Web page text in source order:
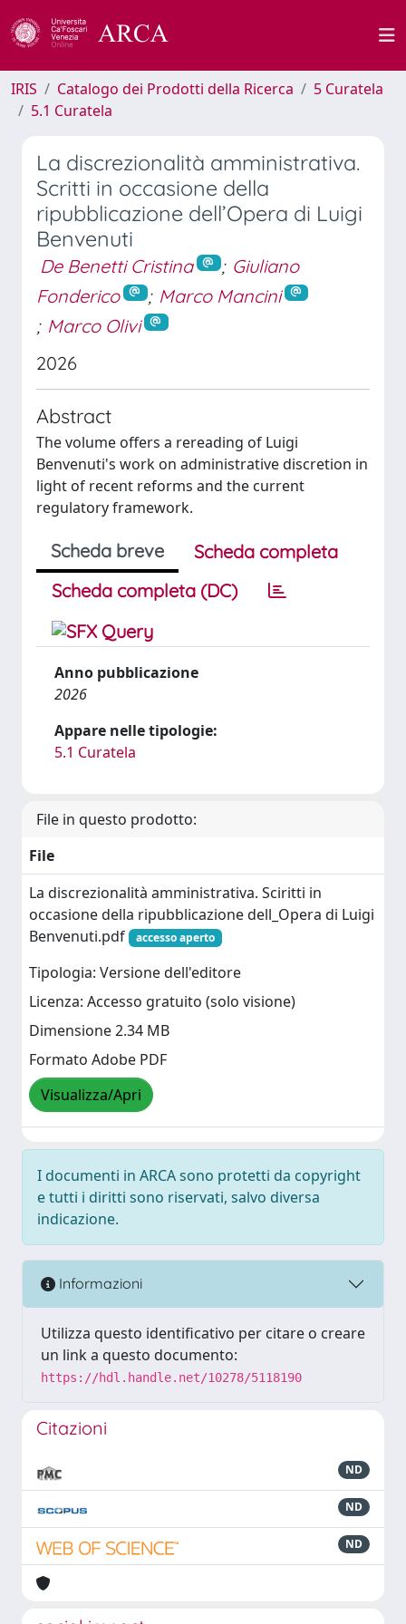
IRIS Catalogo dei Prodotti della Ricerca
5 Curatela
5.1 Curatela
La discrezionalità amministrativa.
Scritti in occasione della
ripubblicazione dell’Opera di Luigi
Benvenuti
De Benetti Cristina ; Giuliano
Fonderico
; Marco Mancini
; Marco Olivi
2026
Abstract
The volume offers a rereading of Luigi
Benvenuti's work on administrative discretion in
light of recent reforms and the current
regulatory framework.
Scheda breve
Scheda completa
Scheda completa (DC)
Anno pubblicazione
2026
Appare nelle tipologie:
5.1 Curatela
File in questo prodotto:
File
La discrezionalità amministrativa. Sciritti in
occasione della ripubblicazione dell_Opera di Luigi
Benvenuti.pdf
accesso aperto
Tipologia: Versione dell'editore
Licenza: Accesso gratuito (solo visione)
Dimensione 2.34 MB
Formato Adobe PDF
Visualizza/Apri
I documenti in ARCA sono protetti da copyright
e tutti i diritti sono riservati, salvo diversa
indicazione.
Informazioni
Utilizza questo identificativo per citare o creare
un link a questo documento:
https://hdl.handle.net/10278/5118190
Citazioni
ND
ND
ND